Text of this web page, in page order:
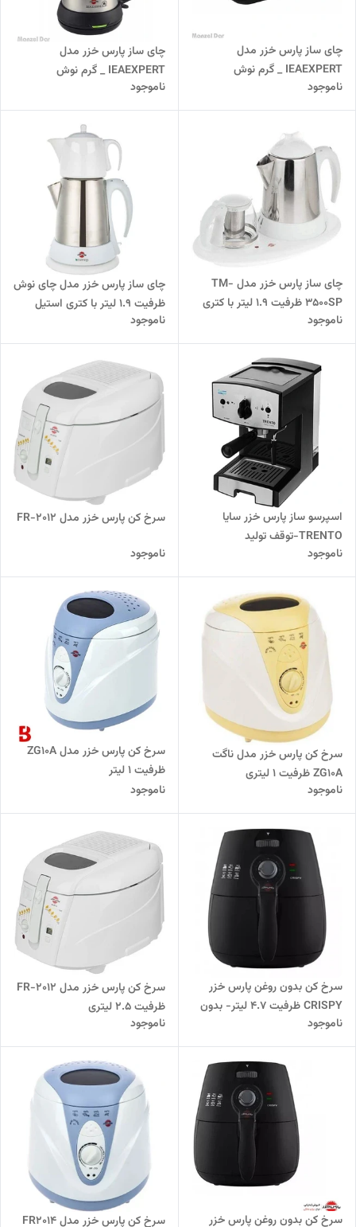
چای ساز پارس‌ خزر مدل
IEAEXPERT _ گرم نوش
ناموجود
چای ساز پارس‌ خزر مدل
IEAEXPERT _ گرم نوش
ناموجود
چای ساز پارس خزر مدل TM-
3500SP ظرفیت ۱.۹ لیتر با کتری
استیل و قوری ۰.۷ لیتر
ناموجود
چای ساز پارس خزر مدل چای نوش
ظرفیت ۱.۹ لیتر با کتری استیل
ناموجود
اسپرسو ساز پارس خزر سایا
TRENTO-توقف تولید
ناموجود
سرخ کن پارس خزر مدل FR-2012
ناموجود
سرخ کن پارس خزر مدل ناگت
ZG10A ظرفیت ۱ لیتری
ناموجود
سرخ کن پارس خزر مدل ZG10A
ظرفیت ۱ لیتر
ناموجود
سرخ کن بدون روغن پارس خزر
CRISPY ظرفیت 4.7 لیتر- بدون
ظرف کیک
ناموجود
سرخ کن پارس خزر مدل FR-2012
ظرفیت ۲.۵ لیتری
ناموجود
سرخ کن بدون روغن پارس خزر سرخ کن پارس خزر مدل FR2014